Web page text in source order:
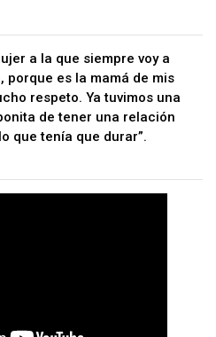
a la que siempre voy a
porque es la mamá de mis
respeto. Ya tuvimos una
de tener una relación
que tenía que durar”.